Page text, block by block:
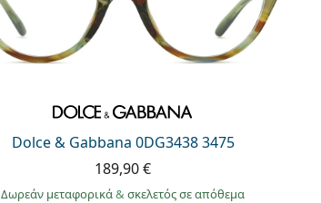
Dolce & Gabbana 0DG3438 3475
189,90 €
Δωρεάν μεταφορικά& σκελετός σε απόθεμα